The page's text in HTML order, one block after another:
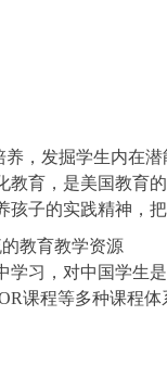
养，发掘学生内在潜
教育，是美国教育
孩子的实践精神，
教育教学资源
学习，对中国学生
课程等多种课程